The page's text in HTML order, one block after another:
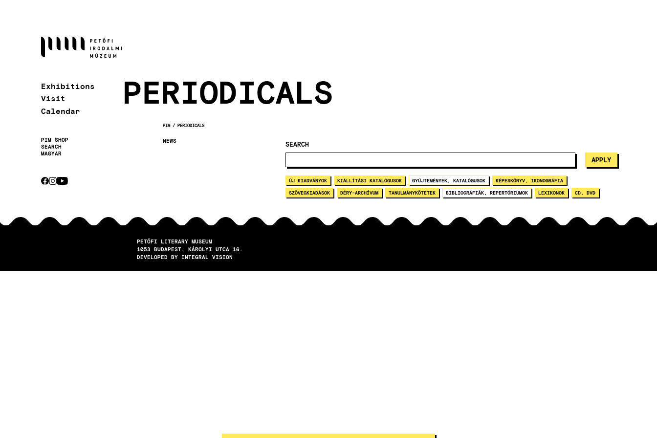
Exhibitions
Visit
Calendar
Secondary
PIM SHOP
SEARCH
MAGYAR
PIM PERIODICALS
NEWS
PERIODICALS
SEARCH
ÚJ KIADVÁNYOK KIÁLLÍTÁSI KATALÓGUSOK GYŰJTEMÉNYEK, KATALÓGUSOK KÉPESKÖNYV, IKONOGRÁFIA
SZÖVEGKIADÁSOK DÉRY-ARCHÍVUM TANULMÁNYKÖTETEK BIBLIOGRÁFIÁK, REPERTÓRIUMOK LEXIKONOK CD, DVD
PETŐFI LITERARY MUSEUM
1053
BUDAPEST
KÁROLYI UTCA 16.
DEVELOPED BY INTEGRAL VISION